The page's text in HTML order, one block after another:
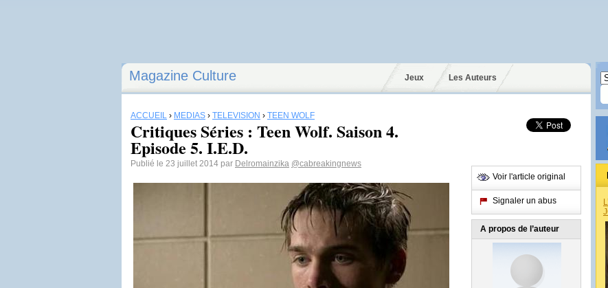
Magazine Culture Jeux Les Auteurs
ACCUEIL › MÉDIAS › TÉLÉVISION › TEEN WOLF
Critiques Séries : Teen Wolf. Saison 4.
Episode 5. I.E.D.
Publié le 23 juillet 2014 par Delromainzika @cabreakingnews
Voir l'article original
Signaler un abus
A propos de l’auteur